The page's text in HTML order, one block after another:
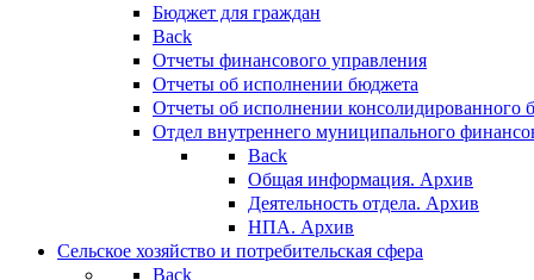
Бюджет для граждан
Back
Отчеты финансового управления
Отчеты об исполнении бюджета
Отчеты об исполнении консолидированного
Отдел внутреннего муниципального
Back
Общая информация. Архив
Деятельность отдела. Архив
НПА. Архив
Сельское хозяйство и потребительская сфера
Back